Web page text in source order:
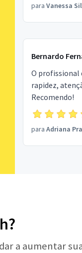
para Vanessa
Bernardo
O profissional
rapidez,
Recomendo!
para Adriana
a aumentar